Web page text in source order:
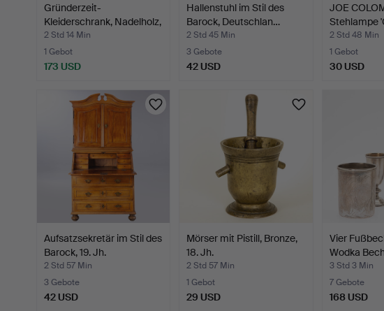
Gründerzeit-
Kleiderschrank, Nadelholz,
um …
2 Std 14 Min
1 Gebot
173 USD
Hallenstuhl im Stil des
Barock, Deutschlan…
2 Std 45 Min
3 Gebote
42 USD
JOE
Stehlampe
2 Std 48 Min
1 Gebot
30 USD
Aufsatzsekretär im Stil des
Barock, 19. Jh.
2 Std 57 Min
3 Gebote
42 USD
Mörser mit Pistill, Bronze,
18. Jh.
2 Std 57 Min
1 Gebot
29 USD
Vier
Wodka
3 Std 3 Min
7 Gebote
168 USD